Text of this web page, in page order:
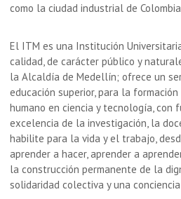
como la ciudad industrial de
El ITM es una Institución
calidad, de carácter público y
la Alcaldía de Medellín; ofrece un
educación superior, para la
humano en ciencia y tecnología, con
excelencia de la investigación, la
habilite para la vida y el trabajo,
aprender a hacer, aprender a
la construcción permanente de la
solidaridad colectiva y una